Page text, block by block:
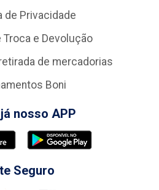
de Privacidade
Troca e Devolução
de mercadorias
Boni
nosso APP
Seguro